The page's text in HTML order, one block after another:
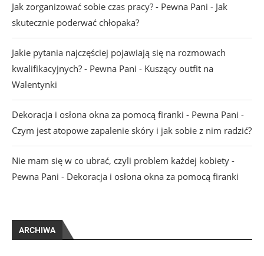
Jak zorganizować sobie czas pracy? - Pewna Pani - Jak
skutecznie poderwać chłopaka?
Jakie pytania najczęściej pojawiają się na rozmowach
kwalifikacyjnych? - Pewna Pani - Kuszący outfit na
Walentynki
Dekoracja i osłona okna za pomocą firanki - Pewna Pani -
Czym jest atopowe zapalenie skóry i jak sobie z nim radzić?
Nie mam się w co ubrać, czyli problem każdej kobiety -
Pewna Pani - Dekoracja i osłona okna za pomocą firanki
ARCHIWA